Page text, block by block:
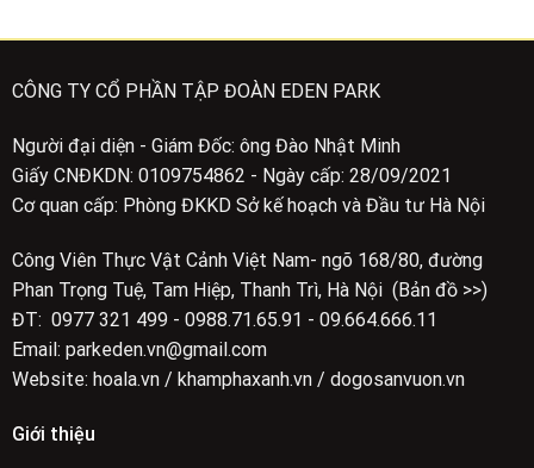
CÔNG TY CỔ PHẦN TẬP ĐOÀN EDEN PARK
Người đại diện - Giám Đốc: ông Đào Nhật Minh
Giấy CNĐKDN: 0109754862 - Ngày cấp: 28/09/2021
Cơ quan cấp: Phòng ĐKKD Sở kế hoạch và Đầu tư Hà Nội
Công Viên Thực Vật Cảnh Việt Nam- ngõ 168/80, đường
Phan Trọng Tuệ, Tam Hiệp, Thanh Trì, Hà Nội (Bản đồ >>)
ĐT: 0977 321 499 - 0988.71.65.91 - 09.664.666.11
Email: parkeden.vn@gmail.com
Website: hoala.vn / khamphaxanh.vn / dogosanvuon.vn
Giới thiệu